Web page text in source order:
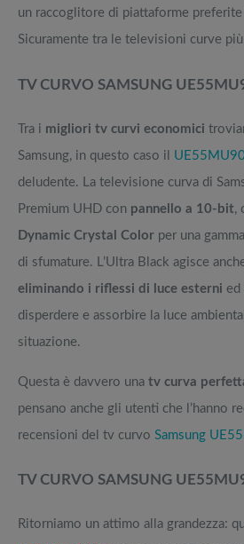
un raccoglitore di piattaforme preferite
Sicuramente tra le televisioni curve più
TV CURVO SAMSUNG
Tra i migliori tv curvi economici
Samsung, in questo caso il
deludente. La televisione curva di
Premium UHD con pannello a 10-bit,
Dynamic Crystal Color per una
di sfumature. L’Ultra Black agisce
eliminando i riflessi di luce esterni ed
disperdere e assorbire la luce
situazione.
Questa è davvero una tv curva
pensano anche gli utenti che l’hanno
recensioni del tv curvo Samsung
TV CURVO SAMSUNG
Ritorniamo un attimo alla grandezza: